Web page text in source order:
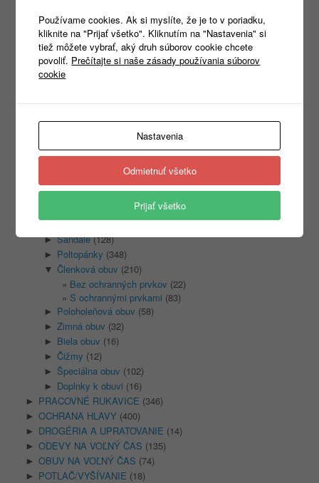
Products
Kategórie
REKLAMNÝ TEXTIL(465)
(1333)
PRACOVNÁ OBUV(1315)
► Sandale(128)
► Poltopánky (348)
▼ Členková obuv (210)
Bez ochranných prvkov (22)
S ochrannými prvkami (83)
► Poloholeňová obuv (58)
► Zimná obuv (32)
► Biela obuv (16)
► Čižmy (12)
► Špeciálna obuv (102)
► Doplnky k obuvi (16)
► PRACOVNÉ RUKAVICE (346)
► OCHRANA HLAVY (400)
► DROGÉRIA A UPRATOVANIE (14)
► ODEVY NA VOĽNÝ ČAS (135)
► OBUV NA VOĽNÝ ČAS (74)
► POTLAČ/VYŠÍVANIE (18)
Používame cookies. Ak si myslíte, že je to v poriadku,
kliknite na "Prijať všetko". Kliknutím na "Nastavenia" si
tiež môžete vybrať, aký druh súborov cookie chcete
povoliť. Prečítajte si naše zásady používania súborov
cookie
Nastavenia
Odmietnuť všetko
Prijať všetko